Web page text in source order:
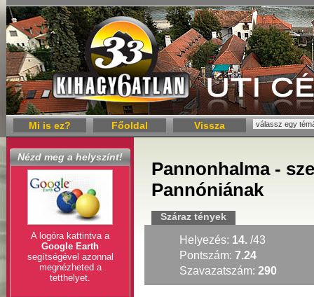
Mi is ez? Főoldal Vissza
Pannonhalma -
Pannóniának
Száraz tények
Helyezés: 14. /43
Pontszám: 7.24
Szavazatszám: 290
Nézd meg a helyszínt!
A logóra kattintva a
Google Earth
segítségével azonnal
megnézheted a
tetthelyet.